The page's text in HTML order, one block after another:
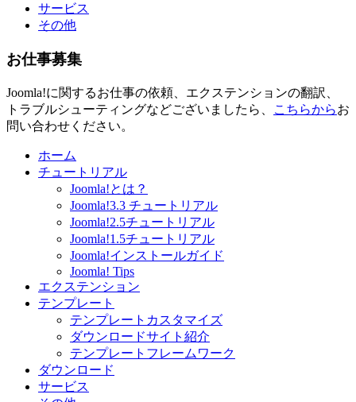
サービス
その他
お仕事募集
Joomla!に関するお仕事の依頼、エクステンションの翻訳、
トラブルシューティングなどございましたら、
こちらからお
問い合わせください。
ホーム
チュートリアル
Joomla!とは？
Joomla!3.3 チュートリアル
Joomla!2.5チュートリアル
Joomla!1.5チュートリアル
Joomla!インストールガイド
Joomla! Tips
エクステンション
テンプレート
テンプレートカスタマイズ
ダウンロードサイト紹介
テンプレートフレームワーク
ダウンロード
サービス